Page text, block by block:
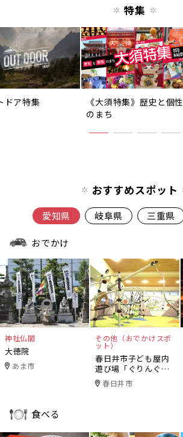
特集
ドア特集
《大須特集》歴史と個性
のまち
おすすめスポット
愛知県 岐阜県 三重県
おでかけ
神社仏閣
大徳院
あま市
その他（おでかけスポ
ット）
春日井市子ども屋内
遊び場「ぐりんぐり
ん」春日井市
食べる